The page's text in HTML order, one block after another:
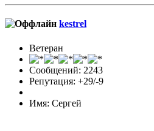
kestrel
Ветеран
Сообщений: 2243
Репутация: +29/-9
Имя: Сергей